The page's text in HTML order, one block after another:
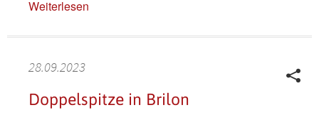
Weiterlesen
28.09.2023
Doppelspitze in Brilon